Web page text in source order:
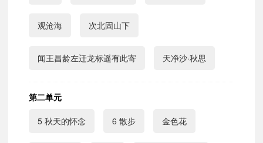
观沧海 次北固山下
闻王昌龄左迁龙标遥有此寄 天净沙·秋思
第二单元
5 秋天的怀念 6 散步 金色花